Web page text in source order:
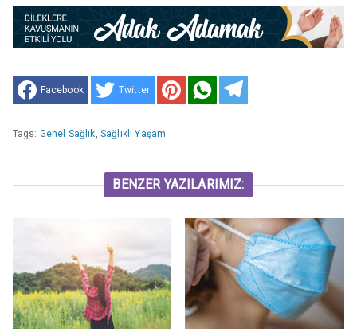
Facebook Twitter
Tags: Genel Sağlık Sağlıklı Yaşam
BENZER YAZILARIMIZ: